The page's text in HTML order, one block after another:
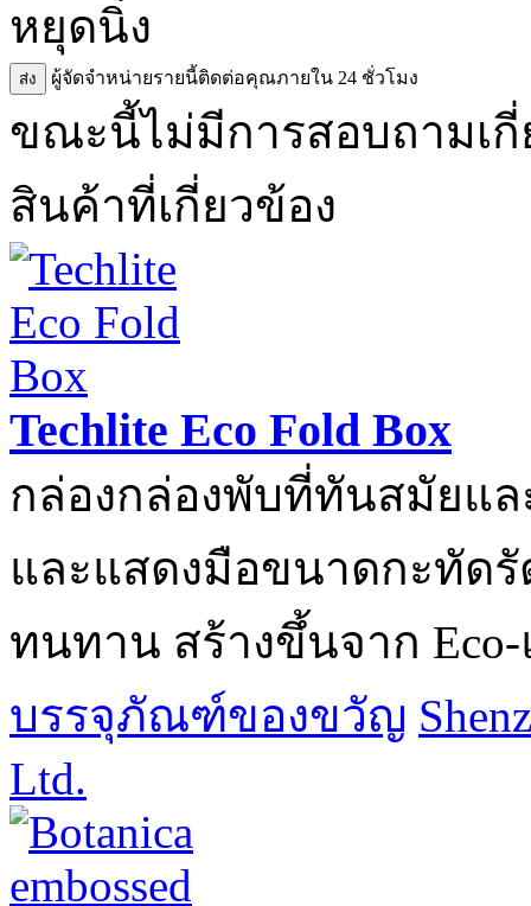
หยุดนิ่ง
ส่ง ผู้จัดจำหน่ายรายนี้ติดต่อคุณภายใน 24 ชั่วโมง
ขณะนี้ไม่มีการสอบถามเ
สินค้าที่เกี่ยวข้อง
Techlite Eco Fold Box
กล่องกล่องพับที่ทันสมัยแ
และแสดงมือขนาดกะทัด
ทนทาน สร้างขึ้นจาก
บรรจุภัณฑ์ของขวัญ
Ltd.